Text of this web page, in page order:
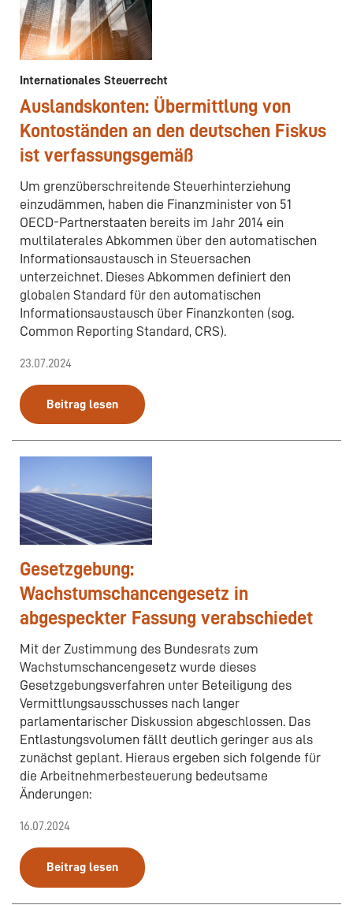
Internationales Steuerrecht
Auslandskonten: Übermittlung von
Kontoständen an den deutschen Fiskus
ist verfassungsgemäß
Um grenzüberschreitende Steuerhinterziehung
einzudämmen, haben die Finanzminister von 51
OECD-Partnerstaaten bereits im Jahr 2014 ein
multilaterales Abkommen über den automatischen
Informationsaustausch in Steuersachen
unterzeichnet. Dieses Abkommen definiert den
globalen Standard für den automatischen
Informationsaustausch über Finanzkonten (sog.
Common Reporting Standard, CRS).
23.07.2024
Beitrag lesen
Gesetzgebung:
Wachstumschancengesetz in
abgespeckter Fassung verabschiedet
Mit der Zustimmung des Bundesrats zum
Wachstumschancengesetz wurde dieses
Gesetzgebungsverfahren unter Beteiligung des
Vermittlungsausschusses nach langer
parlamentarischer Diskussion abgeschlossen. Das
Entlastungsvolumen fällt deutlich geringer aus als
zunächst geplant. Hieraus ergeben sich folgende für
die Arbeitnehmerbesteuerung bedeutsame
Änderungen:
16.07.2024
Beitrag lesen